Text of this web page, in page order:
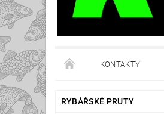
KONTAKTY
RYBÁŘSKÉ PRUTY